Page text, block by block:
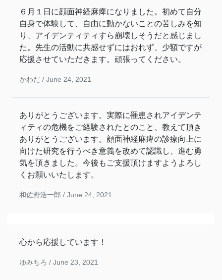
６月１日に顔面神経麻痺になりました。初めて自分
自身で体験して、自由に動かないことの苦しみを知
り、アイデンティティすら崩壊しそうだと感じまし
た。先生の活動に共感せずにはおれず、少額ですが
応援させていただきます。頑張ってください。
かわだ / June 24, 2021
ありがとうございます。実際に罹患されアイデンテ
ィティの危機をご経験されたとのこと、教えて頂き
ありがとうございます。顔面神経麻痺の診療向上に
向けた研究を行うべき意義を改めて認識し、進む勇
気を頂きました。今後もご支援頂けますようよろし
くお願いいたします。
和佐野浩一郎 / June 24, 2021
心から応援しています！
ゆみちろ / June 23, 2021